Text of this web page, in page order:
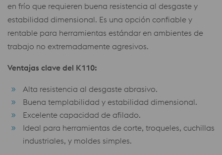
en frío que requieren buena resistencia al desgaste y
estabilidad dimensional. Es una opción confiable y
rentable para herramientas estándar en ambientes de
trabajo no extremadamente agresivos.
Ventajas clave del K110:
Alta resistencia al desgaste abrasivo.
Buena templabilidad y estabilidad dimensional.
Excelente capacidad de afilado.
Ideal para herramientas de corte, troqueles, cuchillas
industriales, y moldes simples.